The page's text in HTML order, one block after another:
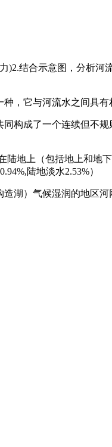
结合示意图，分析
，它与河流水之间具
构成了一个连续但不
地上（包括地上和
陆地淡水2.53%）
湖）气候湿润的地区